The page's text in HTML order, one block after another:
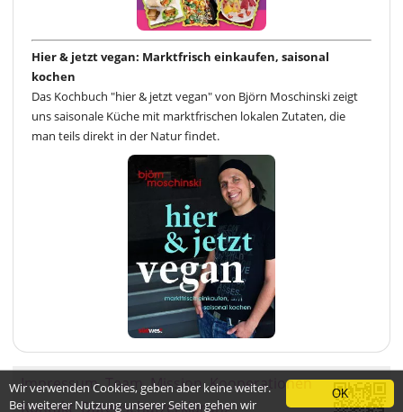
Hier & jetzt vegan: Marktfrisch einkaufen, saisonal
kochen
Das Kochbuch "hier & jetzt vegan" von Björn Moschinski zeigt
uns saisonale Küche mit marktfrischen lokalen Zutaten, die
man teils direkt in der Natur findet.
ImpressumTeamMissionKooperationen
KontaktDatenschutzerklärung
OK
Wir verwenden Cookies, geben aber keine weiter.
Bei weiterer Nutzung unserer Seiten gehen wir